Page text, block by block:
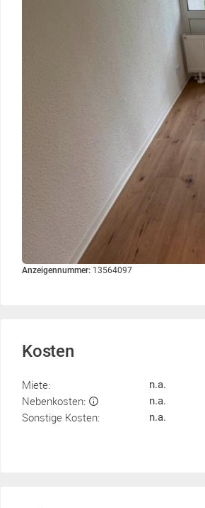
Anzeigennummer: 13564097
Kosten
Miete: n.a.
Nebenkosten: n.a.
Sonstige Kosten: n.a.